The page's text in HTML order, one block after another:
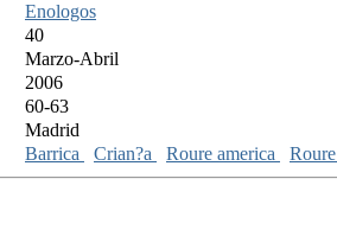
Enologos
40
Marzo-Abril
2006
60-63
Madrid
Barrica Crian?a Roure america